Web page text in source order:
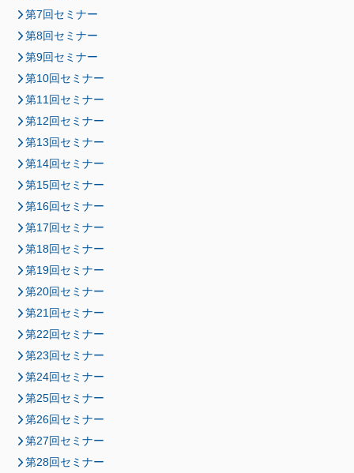
第7回セミナー
第8回セミナー
第9回セミナー
第10回セミナー
第11回セミナー
第12回セミナー
第13回セミナー
第14回セミナー
第15回セミナー
第16回セミナー
第17回セミナー
第18回セミナー
第19回セミナー
第20回セミナー
第21回セミナー
第22回セミナー
第23回セミナー
第24回セミナー
第25回セミナー
第26回セミナー
第27回セミナー
第28回セミナー